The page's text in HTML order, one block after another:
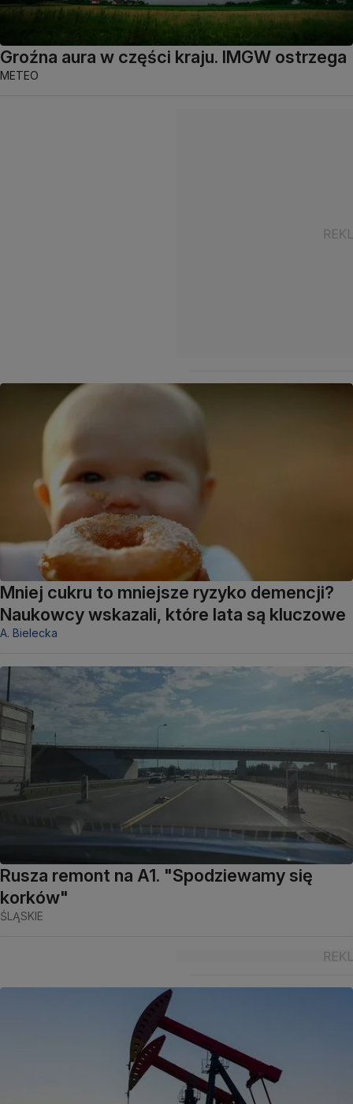
Groźna aura w części kraju. IMGW ostrzega
METEO
Mniej cukru to mniejsze ryzyko demencji?
Naukowcy wskazali, które lata są kluczowe
A. Bielecka
Rusza remont na A1. "Spodziewamy się
korków"
ŚLĄSKIE